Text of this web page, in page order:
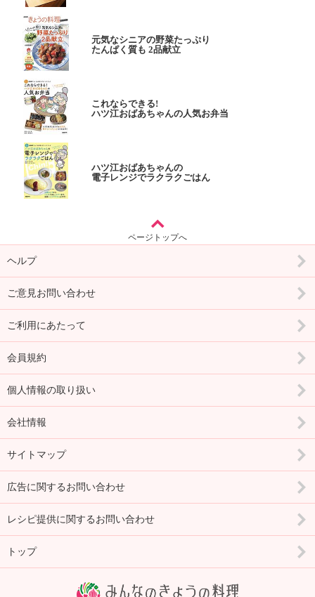
元気なシニアの野菜たっぷり
たんぱく質も 2品献立
これならできる!
ハツ江おばあちゃんの人気お弁当
ハツ江おばあちゃんの
電子レンジでラクラクごはん
ページトップへ
ヘルプ
ご意見お問い合わせ
ご利用にあたって
会員規約
個人情報の取り扱い
会社情報
サイトマップ
広告に関するお問い合わせ
レシピ提供に関するお問い合わせ
トップ